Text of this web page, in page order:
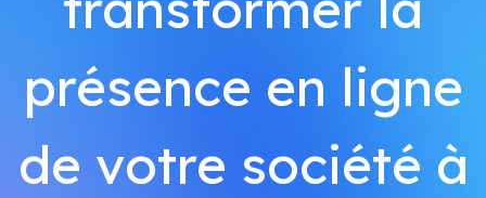
présence en ligne
de votre société à